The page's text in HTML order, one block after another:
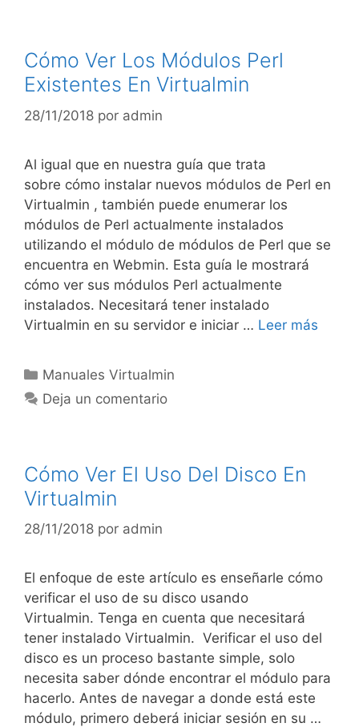
Cómo Ver Los Módulos Perl
Existentes En Virtualmin
28/11/2018 por admin
Al igual que en nuestra guía que trata
sobre cómo instalar nuevos módulos de Perl en
Virtualmin , también puede enumerar los
módulos de Perl actualmente instalados
utilizando el módulo de módulos de Perl que se
encuentra en Webmin. Esta guía le mostrará
cómo ver sus módulos Perl actualmente
instalados. Necesitará tener instalado
Virtualmin en su servidor e iniciar … Leer más
Manuales Virtualmin
Deja un comentario
Cómo Ver El Uso Del Disco En
Virtualmin
28/11/2018 por admin
El enfoque de este artículo es enseñarle cómo
verificar el uso de su disco usando
Virtualmin. Tenga en cuenta que necesitará
tener instalado Virtualmin. Verificar el uso del
disco es un proceso bastante simple, solo
necesita saber dónde encontrar el módulo para
hacerlo. Antes de navegar a donde está este
módulo, primero deberá iniciar sesión en su …